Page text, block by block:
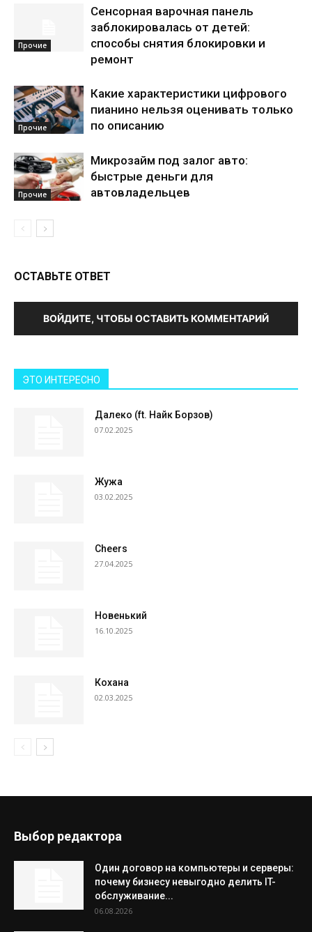
Прочие
Сенсорная варочная панель
заблокировалась от детей:
способы снятия блокировки и
ремонт
Прочие
Какие характеристики цифрового
пианино нельзя оценивать только
по описанию
Прочие
Микрозайм под залог авто:
быстрые деньги для
автовладельцев
ОСТАВЬТЕ ОТВЕТ
ВОЙДИТЕ, ЧТОБЫ ОСТАВИТЬ КОММЕНТАРИЙ
ЭТО ИНТЕРЕСНО
Далеко (ft. Найк Борзов)
07.02.2025
Жужа
03.02.2025
Cheers
27.04.2025
Новенький
16.10.2025
Кохана
02.03.2025
Выбор редактора
Один договор на компьютеры и серверы:
почему бизнесу невыгодно делить IT-
обслуживание...
06.08.2026